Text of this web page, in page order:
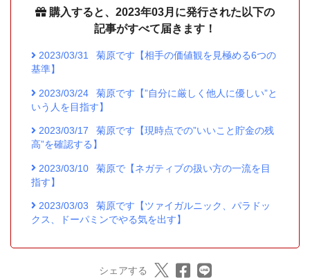
購入すると、2023年03月に発行された以下の
記事がすべて届きます！
2023/03/31
菊原です【相手の価値観を見極める6つの
基準】
2023/03/24
菊原です【”自分に厳しく他人に優しい”と
いう人を目指す】
2023/03/17
菊原です【現時点での”いいこと貯金の残
高”を確認する】
2023/03/10
菊原で【ネガティブの扱い方の一流を目
指す】
2023/03/03
菊原です【ツァイガルニック、パラドッ
クス、ドーパミンでやる気を出す】
シェアする